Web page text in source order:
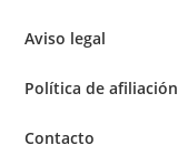
Aviso legal
Política de afiliación
Contacto